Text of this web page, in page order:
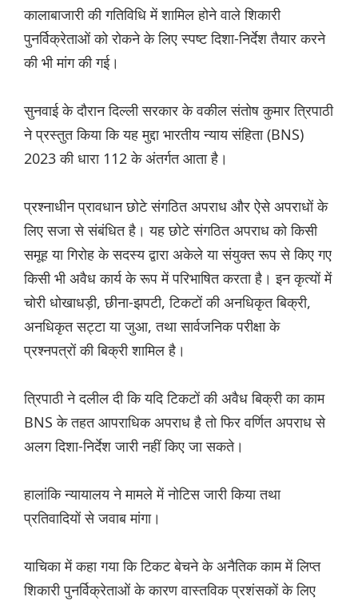
कालाबाजारी की गतिविधि में शामिल होने वाले शिकारी
पुनर्विक्रेताओं को रोकने के लिए स्पष्ट दिशा-निर्देश तैयार करने
की भी मांग की गई।
सुनवाई के दौरान दिल्ली सरकार के वकील संतोष कुमार त्रिपाठी
ने प्रस्तुत किया कि यह मुद्दा भारतीय न्याय संहिता (BNS)
2023 की धारा 112 के अंतर्गत आता है।
प्रश्नाधीन प्रावधान छोटे संगठित अपराध और ऐसे अपराधों के
लिए सजा से संबंधित है। यह छोटे संगठित अपराध को किसी
समूह या गिरोह के सदस्य द्वारा अकेले या संयुक्त रूप से किए गए
किसी भी अवैध कार्य के रूप में परिभाषित करता है। इन कृत्यों में
चोरी धोखाधड़ी, छीना-झपटी, टिकटों की अनधिकृत बिक्री,
अनधिकृत सट्टा या जुआ, तथा सार्वजनिक परीक्षा के
प्रश्नपत्रों की बिक्री शामिल है।
त्रिपाठी ने दलील दी कि यदि टिकटों की अवैध बिक्री का काम
BNS के तहत आपराधिक अपराध है तो फिर वर्णित अपराध से
अलग दिशा-निर्देश जारी नहीं किए जा सकते।
हालांकि न्यायालय ने मामले में नोटिस जारी किया तथा
प्रतिवादियों से जवाब मांगा।
याचिका में कहा गया कि टिकट बेचने के अनैतिक काम में लिप्त
शिकारी पुनर्विक्रेताओं के कारण वास्तविक प्रशंसकों के लिए